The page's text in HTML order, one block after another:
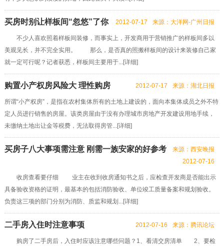
买房时别让样板间“忽悠”了你 来源：大洋网-广州日报
2012-07-17
不少人喜欢照着样板间装修，而事实上，开发商用于营销推广的样板间多以
美观见长，并不完全实用。 那么，是否真的照搬样板间的设计来装修自己家
就一定可行呢？记者获悉，样板间主要用于...[详细]
购置小产权房风险大 理性购房 来源：湖北日报
2012-07-17
所谓“小产权房”，是指在农村集体所有的土地上建设的，面向本集体成员之外不特
定人员进行销售的房屋。该类房屋由于没有办理城市房地产开发建设用地手续，
未缴纳土地出让金等税费，无法取得房管...[详细]
买房子八大事项需注意 刚需一族安家的好参考
来源：西安晚报
2012-07-16
收房查看要仔细 业主在收到收房通知书之后，应检查开发商是否能出示
具备验收资格的证明，最基本的包括消防验收、单位竣工质量备案和规划验收。
负责这三项的部门分别为消防、质监和规划...[详细]
二手房入住时注意事项 来源：腾讯论坛
2012-07-16
购房了二手房后，入住时应该注意哪些问题？1、看清交房清单 2、要检